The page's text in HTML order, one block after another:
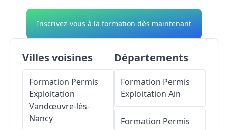
Inscrivez-vous à la formation dès maintenant
Villes voisines
Formation Permis
Exploitation
Vandœuvre-lès-
Nancy
Départements
Formation Permis
Exploitation Ain
Formation Permis